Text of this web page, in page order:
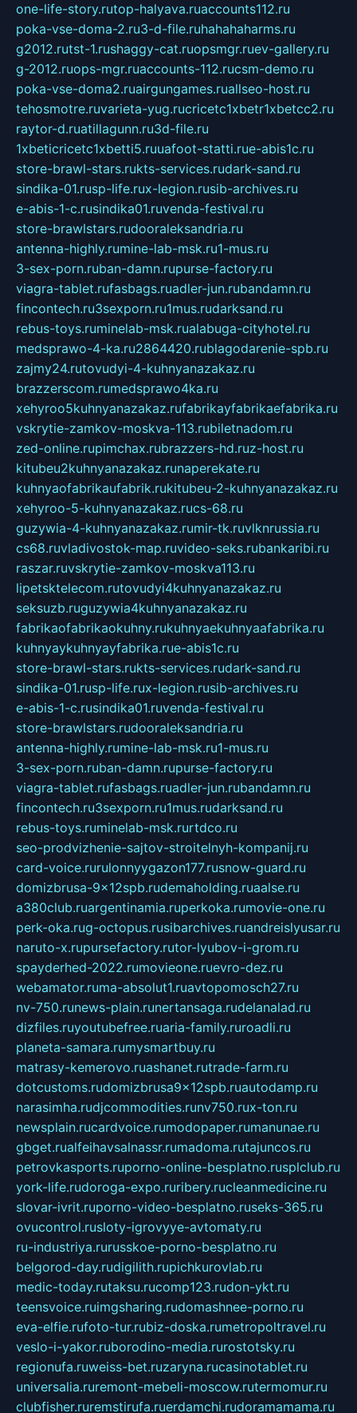
one-life-story.rutop-halyava.ruaccounts112.ru
poka-vse-doma-2.ru3-d-file.ruhahahaharms.ru
g2012.rutst-1.rushaggy-cat.ruopsmgr.ruev-gallery.ru
g-2012.ruops-mgr.ruaccounts-112.rucsm-demo.ru
poka-vse-doma2.ruairgungames.ruallseo-host.ru
tehosmotre.ruvarieta-yug.rucricetc1xbetr1xbetcc2.ru
raytor-d.ruatillagunn.ru3d-file.ru
1xbeticricetc1xbetti5.ruuafoot-statti.rue-abis1c.ru
store-brawl-stars.rukts-services.rudark-sand.ru
sindika-01.rusp-life.rux-legion.rusib-archives.ru
e-abis-1-c.rusindika01.ruvenda-festival.ru
store-brawlstars.rudooraleksandria.ru
antenna-highly.rumine-lab-msk.ru1-mus.ru
3-sex-porn.ruban-damn.rupurse-factory.ru
viagra-tablet.rufasbags.ruadler-jun.rubandamn.ru
fincontech.ru3sexporn.ru1mus.rudarksand.ru
rebus-toys.ruminelab-msk.rualabuga-cityhotel.ru
medsprawo-4-ka.ru2864420.rublagodarenie-spb.ru
zajmy24.rutovudyi-4-kuhnyanazakaz.ru
brazzerscom.rumedsprawo4ka.ru
xehyroo5kuhnyanazakaz.rufabrikayfabrikaefabrika.ru
vskrytie-zamkov-moskva-113.rubiletnadom.ru
zed-online.rupimchax.rubrazzers-hd.ruz-host.ru
kitubeu2kuhnyanazakaz.runaperekate.ru
kuhnyaofabrikaufabrik.rukitubeu-2-kuhnyanazakaz.ru
xehyroo-5-kuhnyanazakaz.rucs-68.ru
guzywia-4-kuhnyanazakaz.rumir-tk.ruvlknrussia.ru
cs68.ruvladivostok-map.ruvideo-seks.rubankaribi.ru
raszar.ruvskrytie-zamkov-moskva113.ru
lipetsktelecom.rutovudyi4kuhnyanazakaz.ru
seksuzb.ruguzywia4kuhnyanazakaz.ru
fabrikaofabrikaokuhny.rukuhnyaekuhnyaafabrika.ru
kuhnyaykuhnyayfabrika.rue-abis1c.ru
store-brawl-stars.rukts-services.rudark-sand.ru
sindika-01.rusp-life.rux-legion.rusib-archives.ru
e-abis-1-c.rusindika01.ruvenda-festival.ru
store-brawlstars.rudooraleksandria.ru
antenna-highly.rumine-lab-msk.ru1-mus.ru
3-sex-porn.ruban-damn.rupurse-factory.ru
viagra-tablet.rufasbags.ruadler-jun.rubandamn.ru
fincontech.ru3sexporn.ru1mus.rudarksand.ru
rebus-toys.ruminelab-msk.rurtdco.ru
seo-prodvizhenie-sajtov-stroitelnyh-kompanij.ru
card-voice.rurulonnyygazon177.rusnow-guard.ru
domizbrusa-9x12spb.rudemaholding.ruaalse.ru
a380club.ruargentinamia.ruperkoka.rumovie-one.ru
perk-oka.rug-octopus.rusibarchives.ruandreislyusar.ru
naruto-x.rupursefactory.rutor-lyubov-i-grom.ru
spayderhed-2022.rumovieone.ruevro-dez.ru
webamator.ruma-absolut1.ruavtopomosch27.ru
nv-750.runews-plain.runertansaga.rudelanalad.ru
dizfiles.ruyoutubefree.ruaria-family.ruroadli.ru
planeta-samara.rumysmartbuy.ru
matrasy-kemerovo.ruashanet.rutrade-farm.ru
dotcustoms.rudomizbrusa9x12spb.ruautodamp.ru
narasimha.rudjcommodities.runv750.rux-ton.ru
newsplain.rucardvoice.rumodopaper.rumanunae.ru
gbget.rualfeihavsalnassr.rumadoma.rutajuncos.ru
petrovkasports.ruporno-online-besplatno.rusplclub.ru
york-life.rudoroga-expo.ruribery.rucleanmedicine.ru
slovar-ivrit.ruporno-video-besplatno.ruseks-365.ru
ovucontrol.rusloty-igrovyye-avtomaty.ru
ru-industriya.rurusskoe-porno-besplatno.ru
belgorod-day.rudigilith.rupichkurovlab.ru
medic-today.rutaksu.rucomp123.rudon-ykt.ru
teensvoice.ruimgsharing.rudomashnee-porno.ru
eva-elfie.rufoto-tur.rubiz-doska.rumetropoltravel.ru
veslo-i-yakor.ruborodino-media.rurostotsky.ru
regionufa.ruweiss-bet.ruzaryna.rucasinotablet.ru
universalia.ruremont-mebeli-moscow.rutermomur.ru
clubfisher.ruremstirufa.ruerdamchi.rudoramamama.ru